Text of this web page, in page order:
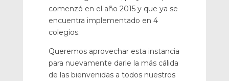
comenzó en el año 2015 y que ya se
encuentra implementado en 4
colegios.
Queremos aprovechar esta instancia
para nuevamente darle la más cálida
de las bienvenidas a todos nuestros